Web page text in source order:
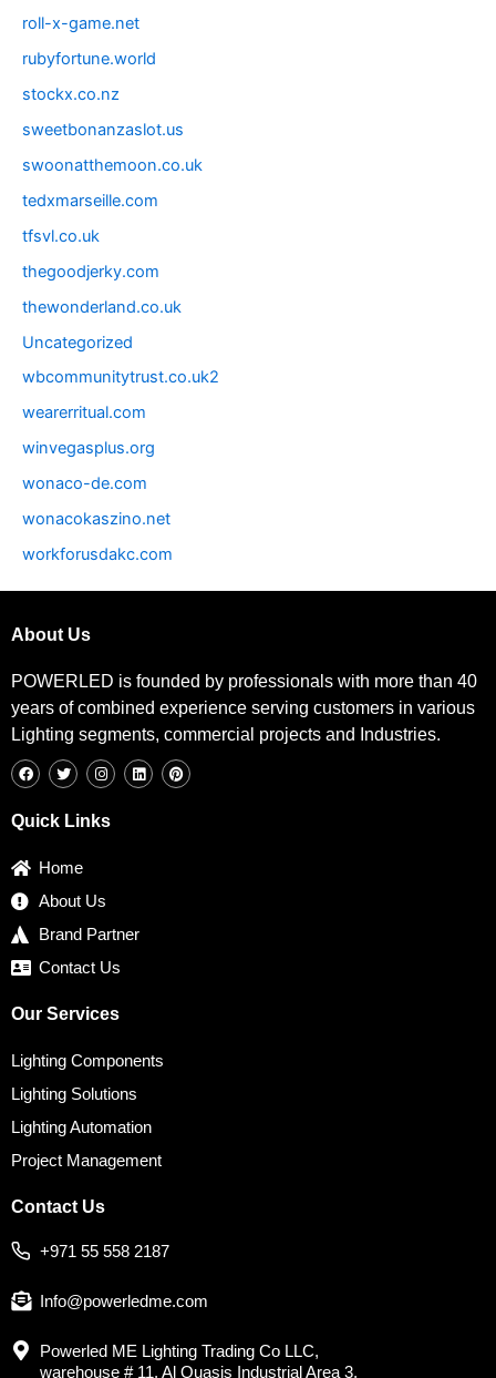
roll-x-game.net
rubyfortune.world
stockx.co.nz
sweetbonanzaslot.us
swoonatthemoon.co.uk
tedxmarseille.com
tfsvl.co.uk
thegoodjerky.com
thewonderland.co.uk
Uncategorized
wbcommunitytrust.co.uk2
wearerritual.com
winvegasplus.org
wonaco-de.com
wonacokaszino.net
workforusdakc.com
About Us
POWERLED is founded by professionals with more than 40
years of combined experience serving customers in various
Lighting segments, commercial projects and Industries.
a
c
o
w
i
t
e
n
s
g
i
n
i
n
Quick Links
Home
About Us
Brand Partner
Contact Us
Our Services
Lighting Components
Lighting Solutions
Lighting Automation
Project Management
Contact Us
+971 55 558 2187
Info@powerledme.com
Powerled ME Lighting Trading Co LLC,
warehouse # 11, Al Quasis Industrial Area 3,